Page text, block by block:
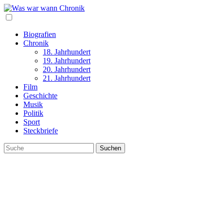
Biografien
Chronik
18. Jahrhundert
19. Jahrhundert
20. Jahrhundert
21. Jahrhundert
Film
Geschichte
Musik
Politik
Sport
Steckbriefe